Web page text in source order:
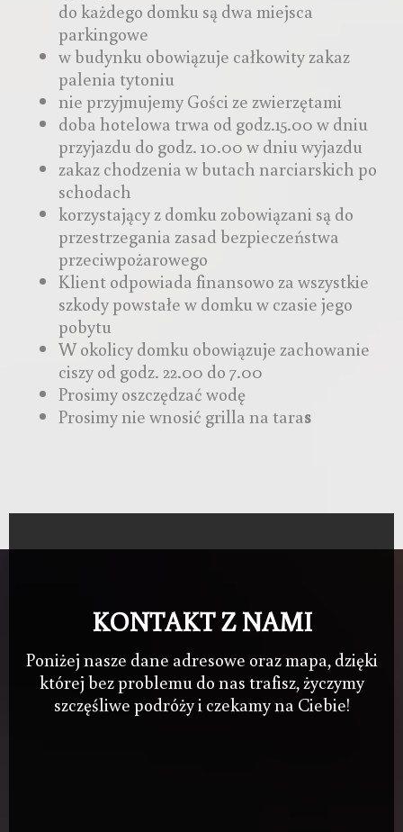
do każdego domku są dwa miejsca
parkingowe
w budynku obowiązuje całkowity zakaz
palenia tytoniu
nie przyjmujemy Gości ze zwierzętami
doba hotelowa trwa od godz.15.00 w dniu
przyjazdu do godz. 10.00 w dniu wyjazdu
zakaz chodzenia w butach narciarskich po
schodach
korzystający z domku zobowiązani są do
przestrzegania zasad bezpieczeństwa
przeciwpożarowego
Klient odpowiada finansowo za wszystkie
szkody powstałe w domku w czasie jego
pobytu
W okolicy domku obowiązuje zachowanie
ciszy od godz. 22.00 do 7.00
Prosimy oszczędzać wodę
Prosimy nie wnosić grilla na taras
KONTAKT Z NAMI
Poniżej nasze dane adresowe oraz mapa, dzięki
której bez problemu do nas trafisz, życzymy
szczęśliwe podróży i czekamy na Ciebie!